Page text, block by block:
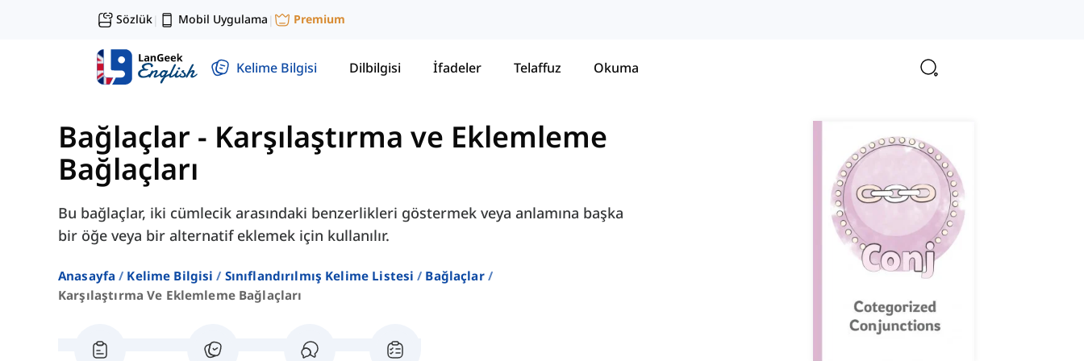
Sözlük| Mobil Uygulama | Premium
Kelime Bilgisi Dilbilgisi İfadeler Telaffuz Okuma
Bağlaçlar - Karşılaştırma ve Eklemleme
Bağlaçları
Bu bağlaçlar, iki cümlecik arasındaki benzerlikleri göstermek veya anlamına başka
bir öğe veya bir alternatif eklemek için kullanılır.
Anasayfa Kelime Bilgisi Sınıflandırılmış Kelime Listesi
Bağlaçlar
Karşılaştırma Ve Eklemleme Bağlaçları